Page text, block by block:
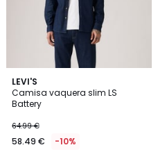
LEVI'S
Camisa vaquera slim LS
Battery
64.99 €
58.49 € -10%
4,4
/ 5